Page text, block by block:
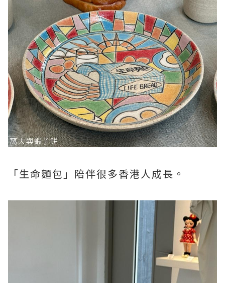
「生命麵包」陪伴很多香港人成長。